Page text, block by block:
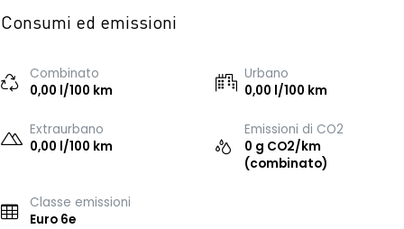
Consumi ed emissioni
Combinato
0,00 l/100 km
Urbano
0,00 l/100 km
Extraurbano
0,00 l/100 km
Emissioni di CO2
0 g CO2/km
(combinato)
Classe emissioni
Euro 6e